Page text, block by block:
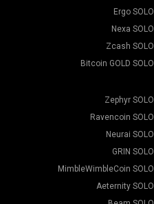
Ergo SOLO
Nexa SOLO
Zcash SOLO
Bitcoin GOLD SOLO
Zephyr SOLO
Ravencoin SOLO
Neurai SOLO
GRIN SOLO
MimbleWimbleCoin SOLO
Aeternity SOLO